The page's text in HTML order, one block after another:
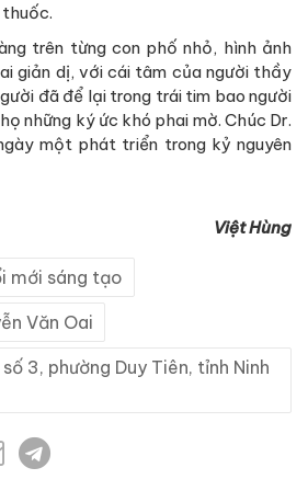
trên từng con phố nhỏ, hình ảnh
giản dị, với cái tâm của người thầy
đã để lại trong trái tim bao người
những ký ức khó phai mờ. Chúc Dr.
một phát triển trong kỷ nguyên
Việt Hùng
mới sáng tạo
Văn Oai
3, phường Duy Tiên, tỉnh Ninh